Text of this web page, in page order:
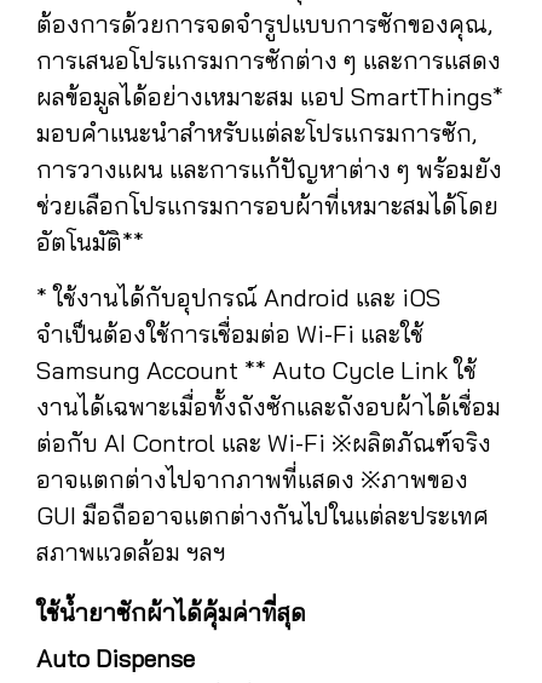
ต้องการด้วยการจดจำรูปแบบการซักของคุณ,
การเสนอโปรแกรมการซักต่าง ๆ และการแสดง
ผลข้อมูลได้อย่างเหมาะสม แอป SmartThings*
มอบคำแนะนำสำหรับแต่ละโปรแกรมการซัก,
การวางแผน และการแก้ปัญหาต่าง ๆ พร้อมยัง
ช่วยเลือกโปรแกรมการอบผ้าที่เหมาะสมได้โดย
อัตโนมัติ**
* ใช้งานได้กับอุปกรณ์ Android และ iOS
จำเป็นต้องใช้การเชื่อมต่อ Wi-Fi และใช้
Samsung Account ** Auto Cycle Link ใช้
งานได้เฉพาะเมื่อทั้งถังซักและถังอบผ้าได้เชื่อม
ต่อกับ AI Control และ Wi-Fi ※ผลิตภัณฑ์จริง
อาจแตกต่างไปจากภาพที่แสดง ※ภาพของ
GUI มือถืออาจแตกต่างกันไปในแต่ละประเทศ
สภาพแวดล้อม ฯลฯ
ใช้น้ำยาซักผ้าได้คุ้มค่าที่สุด
Auto Dispense